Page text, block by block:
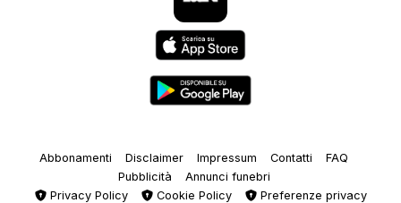
Abbonamenti Disclaimer Impressum Contatti
FAQ
Pubblicità
Annunci funebri
Privacy Policy
Cookie Policy Preferenze privacy